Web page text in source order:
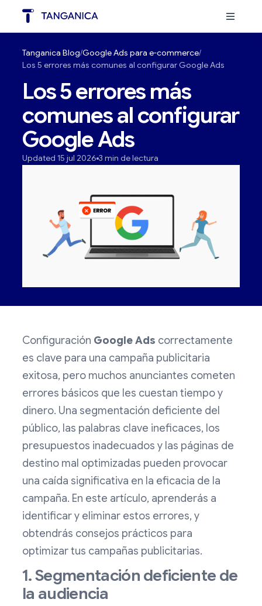
Tanganica Blog Google Ads para e-commerce
Los 5 errores más comunes al configurar Google Ads
Los 5 errores más
comunes al configurar
Google Ads
Updated 15 jul 2026 3 min de lectura
Configuración Google Ads correctamente
es clave para una campaña publicitaria
exitosa, pero muchos anunciantes cometen
errores básicos que les cuestan tiempo y
dinero. Una segmentación deficiente del
público, las palabras clave ineficaces, los
presupuestos inadecuados y las páginas de
destino mal optimizadas pueden provocar
una caída significativa en la eficacia de la
campaña. En este artículo, aprenderás a
identificar y eliminar estos errores, y
obtendrás consejos prácticos para
optimizar tus campañas publicitarias.
1. Segmentación deficiente de
la audiencia